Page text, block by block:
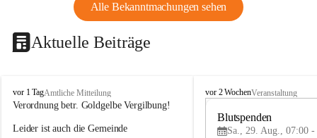
Alle Bekanntmachungen sehen
Aktuelle Beiträge
B
r
i
vor 1 TagAmtliche Mitteilung
Verordnung betr. Goldgelbe Vergilbung!
Leider ist auch die Gemeinde
B
vor 2 WochenVeranstaltung
Blutspenden
Sa., 29. Aug., 07:00 -